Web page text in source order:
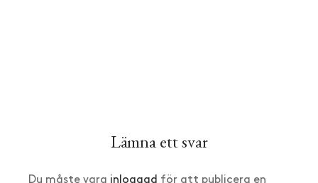
Lämna ett svar
Du måste vara inloggad för att publicera en